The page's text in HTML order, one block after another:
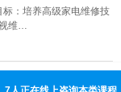
：培养高级家电维修技
维…